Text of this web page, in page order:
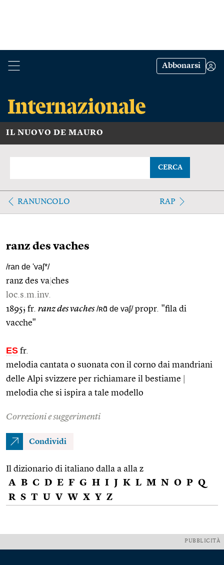
Abbonarsi
IL NUOVO DE MAURO
CERCA
RANUNCOLO RAP
ranz des vaches
/ran de 'vaʃ*/
ranz des va ches
loc.s.m.inv.
1895; fr. ranz des vaches /ʀɑ̃ de vaʃ/propr. "fila di
vacche"
ES fr.
melodia cantata o suonata con il corno dai mandriani
delle Alpi svizzere per richiamare il bestiame
melodia che si ispira a tale modello
Correzioni e suggerimenti
Condividi
Il dizionario di italiano dalla a alla z
A B C D E F G H I J K L M N O P Q
R S T U V W X Y Z
PUBBLICITÀ